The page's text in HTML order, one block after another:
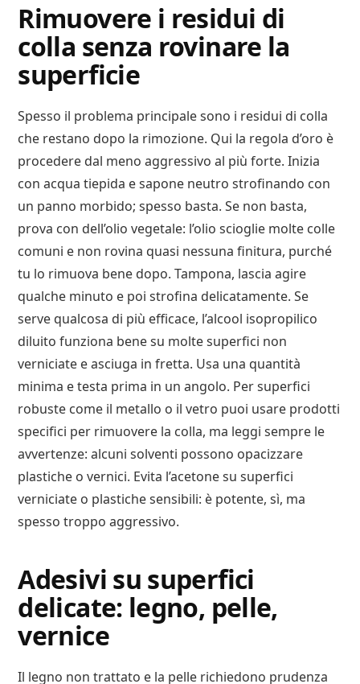
Rimuovere i residui di
colla senza rovinare la
superficie
Spesso il problema principale sono i residui di colla
che restano dopo la rimozione. Qui la regola d’oro è
procedere dal meno aggressivo al più forte. Inizia
con acqua tiepida e sapone neutro strofinando con
un panno morbido; spesso basta. Se non basta,
prova con dell’olio vegetale: l’olio scioglie molte colle
comuni e non rovina quasi nessuna finitura, purché
tu lo rimuova bene dopo. Tampona, lascia agire
qualche minuto e poi strofina delicatamente. Se
serve qualcosa di più efficace, l’alcool isopropilico
diluito funziona bene su molte superfici non
verniciate e asciuga in fretta. Usa una quantità
minima e testa prima in un angolo. Per superfici
robuste come il metallo o il vetro puoi usare prodotti
specifici per rimuovere la colla, ma leggi sempre le
avvertenze: alcuni solventi possono opacizzare
plastiche o vernici. Evita l’acetone su superfici
verniciate o plastiche sensibili: è potente, sì, ma
spesso troppo aggressivo.
Adesivi su superfici
delicate: legno, pelle,
vernice
Il legno non trattato e la pelle richiedono prudenza